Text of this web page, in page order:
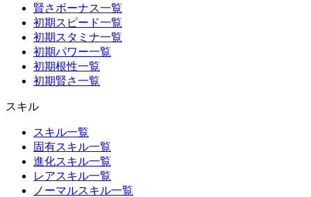
賢さボーナス一覧
初期スピード一覧
初期スタミナ一覧
初期パワー一覧
初期根性一覧
初期賢さ一覧
スキル
スキル一覧
固有スキル一覧
進化スキル一覧
レアスキル一覧
ノーマルスキル一覧